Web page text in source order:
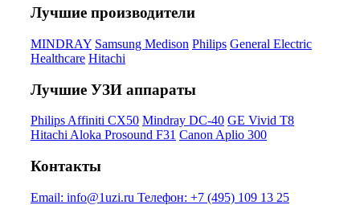
Лучшие производители
MINDRAY Samsung Medison Philips General Electric
Healthcare Hitachi
Лучшие УЗИ аппараты
Philips Affiniti CX50 Mindray DC-40 GE Vivid T8
Hitachi Aloka Prosound F31 Canon Aplio 300
Контакты
Email: info@1uzi.ru Телефон: +7 (495) 109 13 25